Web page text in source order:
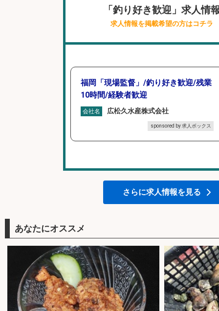
「釣り好き歓迎」求人情
求人情報を掲載希望の方はコチラ
福岡「現場監督」/釣り好き歓迎/残業
10時間/経験者歓迎
会社名 広松久水産株式会社
sponsored by 求人ボックス
さらに求人情報を見る
あなたにオススメ